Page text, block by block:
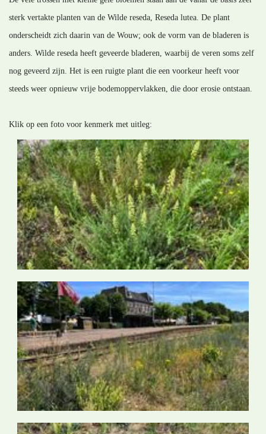
sterk vertakte planten van de Wilde reseda, Reseda lutea. De plant
onderscheidt zich daarin van de Wouw; ook de vorm van de bladeren is
anders. Wilde reseda heeft geveerde bladeren, waarbij de veren soms zelf
nog geveerd zijn. Het is een ruigte plant die een voorkeur heeft voor
steeds weer opnieuw vrije bodemoppervlakken, die door erosie ontstaan.
Klik op een foto voor kenmerk met uitleg: